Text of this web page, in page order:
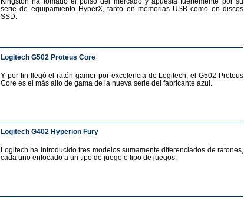
serie de equipamiento HyperX, tanto en memorias USB como en discos
SSD.
Logitech G502 Proteus Core
Y por fin llegó el ratón gamer por excelencia de Logitech; el G502 Proteus
Core es el más alto de gama de la nueva serie del fabricante azul.
Logitech G402 Hyperion Fury
Logitech ha introducido tres modelos sumamente diferenciados de ratones,
cada uno enfocado a un tipo de juego o tipo de juegos.